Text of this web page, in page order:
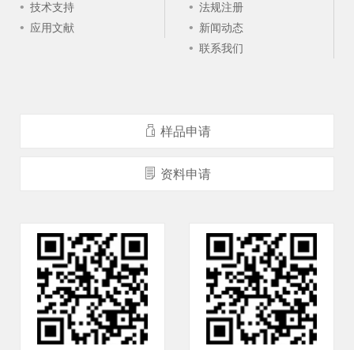
技术支持
应用文献
法规注册
新闻动态
联系我们
样品申请
资料申请